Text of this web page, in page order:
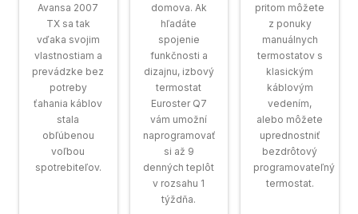
Avansa 2007
TX sa tak
vďaka svojim
vlastnostiam a
prevádzke bez
potreby
ťahania káblov
stala
obľúbenou
voľbou
spotrebiteľov.
domova. Ak
hľadáte
spojenie
funkčnosti a
dizajnu, izbový
termostat
Euroster Q7
vám umožní
naprogramovať
si až 9
denných teplôt
v rozsahu 1
týždňa.
pritom môžete
z ponuky
manuálnych
termostatov s
klasickým
káblovým
vedením,
alebo môžete
uprednostniť
bezdrôtový
programovateľný
termostat.